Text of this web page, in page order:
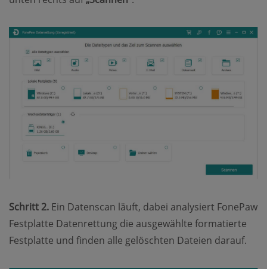
Schritt 2. Ein Datenscan läuft, dabei analysiert FonePaw
Festplatte Datenrettung die ausgewählte formatierte
Festplatte und finden alle gelöschten Dateien darauf.